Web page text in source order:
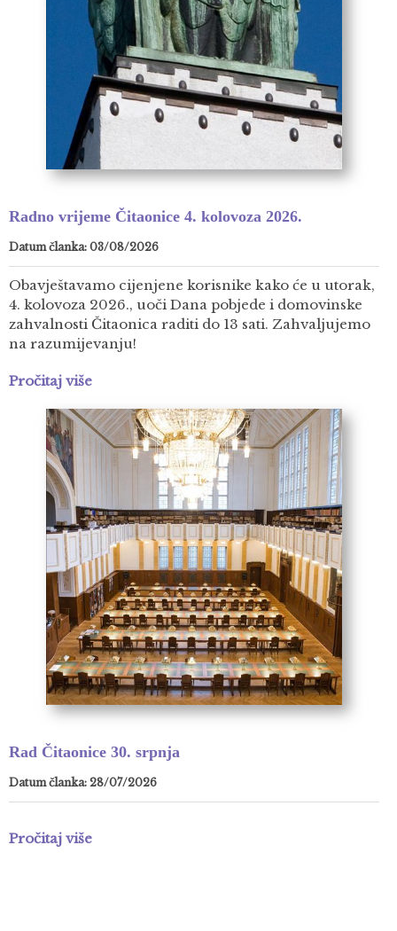
Radno vrijeme Čitaonice 4. kolovoza 2026.
Datum članka: 03/08/2026
Obavještavamo cijenjene korisnike kako će u utorak,
4. kolovoza 2026., uoči Dana pobjede i domovinske
zahvalnosti Čitaonica raditi do 13 sati. Zahvaljujemo
na razumijevanju!
Pročitaj više
Rad Čitaonice 30. srpnja
Datum članka: 28/07/2026
Pročitaj više